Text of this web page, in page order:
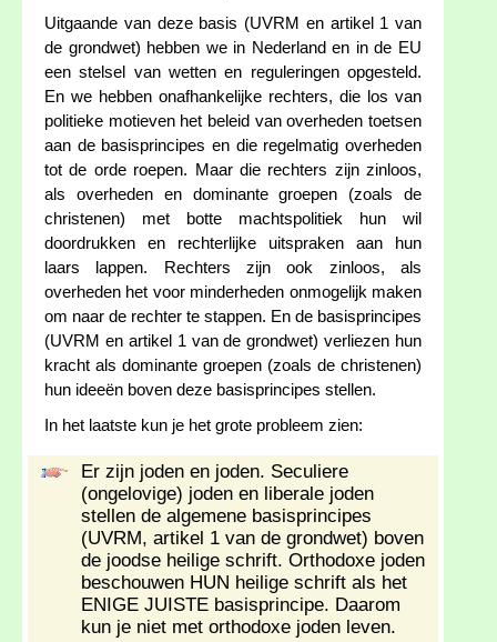
Uitgaande van deze basis (UVRM en artikel 1 van
de grondwet) hebben we in Nederland en in de EU
een stelsel van wetten en reguleringen opgesteld.
En we hebben onafhankelijke rechters, die los van
politieke motieven het beleid van overheden toetsen
aan de basisprincipes en die regelmatig overheden
tot de orde roepen. Maar die rechters zijn zinloos,
als overheden en dominante groepen (zoals de
christenen) met botte machtspolitiek hun wil
doordrukken en rechterlijke uitspraken aan hun
laars lappen. Rechters zijn ook zinloos, als
overheden het voor minderheden onmogelijk maken
om naar de rechter te stappen. En de basisprincipes
(UVRM en artikel 1 van de grondwet) verliezen hun
kracht als dominante groepen (zoals de christenen)
hun ideeën boven deze basisprincipes stellen.
In het laatste kun je het grote probleem zien:
Er zijn joden en joden. Seculiere
(ongelovige) joden en liberale joden
stellen de algemene basisprincipes
(UVRM, artikel 1 van de grondwet) boven
de joodse heilige schrift. Orthodoxe joden
beschouwen HUN heilige schrift als het
ENIGE JUISTE basisprincipe. Daarom
kun je niet met orthodoxe joden leven.